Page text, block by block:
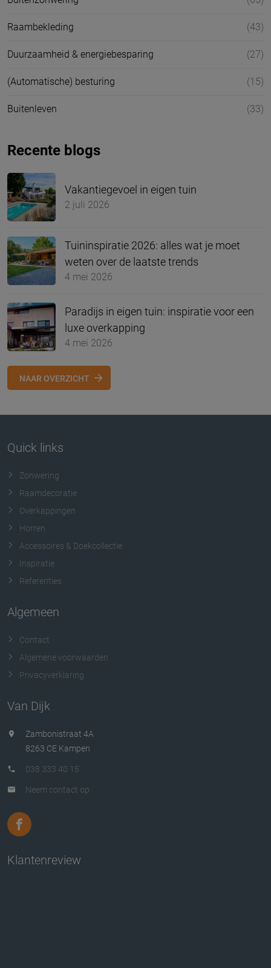
Raambekleding (43)
Duurzaamheid & energiebesparing (27)
(Automatische) besturing (15)
Buitenleven (33)
Recente blogs
Vakantiegevoel in eigen tuin
2 juli 2026
Tuininspiratie 2026: alles wat je moet
weten over de laatste trends
4 mei 2026
Paradijs in eigen tuin: inspiratie voor een
luxe overkapping
4 mei 2026
NAAR OVERZICHT
Quick links
Zonwering
Raamdecoratie
Overkappingen
Horren
Accessoires & Doekcollectie
Inspiratie
Referenties
Algemeen
Contact
Algemene voorwaarden
Privacyverklaring
Van Dijk
Zambonistraat 4A
8263 CE Kampen
038 333 40 15
Neem contact op
Klantenreview